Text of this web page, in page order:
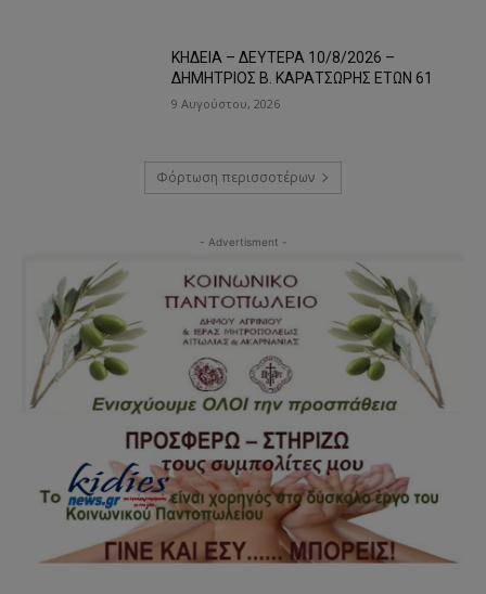
ΚΗΔΕΙΑ – ΔΕΥΤΕΡΑ 10/8/2026 –
ΔΗΜΗΤΡΙΟΣ Β. ΚΑΡΑΤΣΩΡΗΣ ΕΤΩΝ 61
9 Αυγούστου, 2026
Φόρτωση περισσοτέρων
- Advertisment -